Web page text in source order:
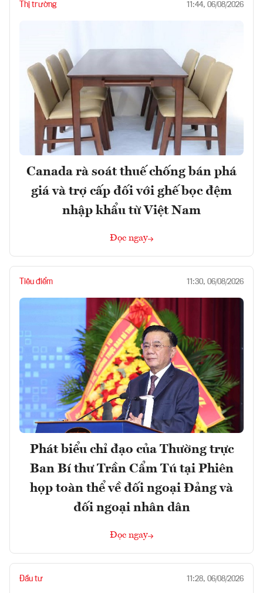
Thị trường 11:44, 06/08/2026
Canada rà soát thuế chống bán phá
giá và trợ cấp đối với ghế bọc đệm
nhập khẩu từ Việt Nam
Đọc ngay
Tiêu điểm 11:30, 06/08/2026
Phát biểu chỉ đạo của Thường trực
Ban Bí thư Trần Cẩm Tú tại Phiên
họp toàn thể về đối ngoại Đảng và
đối ngoại nhân dân
Đọc ngay
Đầu tư 11:28, 06/08/2026